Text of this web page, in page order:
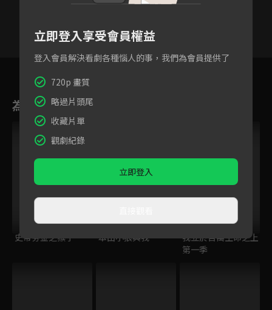
為您推薦
VIP
史蒂芬金之猴子 本田小狼與我
我立於百萬生命之上
第一季
立即登入享受會員權益
登入會員解決看劇各種惱人的事，我們為會員提供了
720p 畫質
略過片頭尾
收藏片單
觀劇紀錄
立即登入